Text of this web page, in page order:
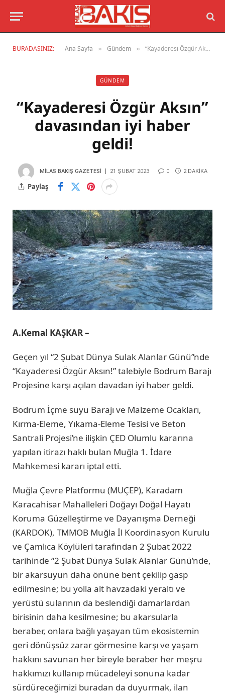
BURADASINIZ: Ana Sayfa » Gündem » “Kayaderesi Özgür Aksın” davasından iyi haber geldi!
GÜNDEM
“Kayaderesi Özgür Aksın”
davasından iyi haber
geldi!
MILAS BAKIŞ GAZETESI 21 ŞUBAT 2023 0 2 DAKIKA
Paylaş
A.Kemal KAŞKAR –
Geçen yıl “2 Şubat Dünya Sulak Alanlar Günü”nde
“Kayaderesi Özgür Aksın!” talebiyle Bodrum Barajı
Projesine karşı açılan davadan iyi haber geldi.
Bodrum İçme suyu Barajı ve Malzeme Ocakları,
Kırma-Eleme, Yıkama-Eleme Tesisi ve Beton
Santrali Projesi’ne ilişkin ÇED Olumlu kararına
yapılan itirazı haklı bulan Muğla 1. İdare
Mahkemesi kararı iptal etti.
Muğla Çevre Platformu (MUÇEP), Karadam
Karacahisar Mahalleleri Doğayı Doğal Hayatı
Koruma Güzelleştirme ve Dayanışma Derneği
(KARDOK), TMMOB Muğla İl Koordinasyon Kurulu
ve Çamlıca Köylüleri tarafından 2 Şubat 2022
tarihinde “2 Şubat Dünya Sulak Alanlar Günü’nde,
bir akarsuyun daha önüne bent çekilip gasp
edilmesine; bu yolla alt havzadaki yeraltı ve
yerüstü sularının da beslendiği damarlardan
birisinin daha kesilmesine; bu akarsularla
beraber, onlara bağlı yaşayan tüm ekosistemin
geri dönüşsüz zarar görmesine karşı ve yaşam
hakkını savunan her bireyle beraber her meşru
hakkımızı kullanıp mücadeleyi sonuna kadar
sürdüreceğimizi buradan da duyurmak, ilan